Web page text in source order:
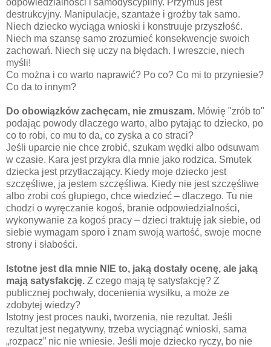
destrukcyjny. Manipulacje, szantaże i groźby tak samo.
Niech dziecko wyciąga wnioski i konstruuje przyszłość.
Niech ma szansę samo zrozumieć konsekwencje swoich
zachowań. Niech się uczy na błędach. I wreszcie, niech
myśli!
Co można i co warto naprawić? Po co? Co mi to przyniesie?
Co da to innym?
Do obowiązków zachęcam, nie zmuszam. Mówię "zrób to"
podając powody dlaczego warto, albo pytając to dziecko, po
co to robi, co mu to da, co zyska a co straci?
Jeśli uparcie nie chce zrobić, szukam wędki albo odsuwam
w czasie. Kara jest przykra dla mnie jako rodzica. Smutek
dziecka jest przytłaczający. Kiedy moje dziecko jest
szczęśliwe, ja jestem szczęśliwa. Kiedy nie jest szczęśliwe
albo zrobi coś głupiego, chce wiedzieć – dlaczego. Tu nie
chodzi o wyręczanie kogoś, branie odpowiedzialności,
wykonywanie za kogoś pracy – dzieci traktuję jak siebie, od
siebie wymagam sporo i znam swoją wartość, swoje mocne
strony i słabości.
Istotne jest dla mnie NIE to, jaką dostały ocenę, ale jaką
mają satysfakcję. Z czego mają tę satysfakcję? Z
publicznej pochwały, docenienia wysiłku, a może ze
zdobytej wiedzy?
Istotny jest proces nauki, tworzenia, nie rezultat. Jeśli
rezultat jest negatywny, trzeba wyciągnąć wnioski, sama
„rozpacz” nic nie wniesie. Jeśli moje dziecko ryczy, bo nie